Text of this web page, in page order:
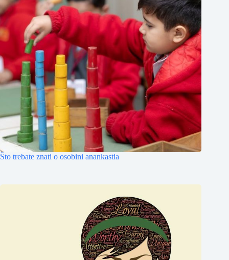
Što trebate znati o osobini anankastia